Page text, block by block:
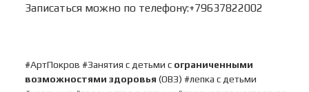
Записаться можно по телефону:+79637822002
#АртПокров #Занятия с детьми с ограниченными
возможностями здоровья (ОВЗ) #лепка с детьми